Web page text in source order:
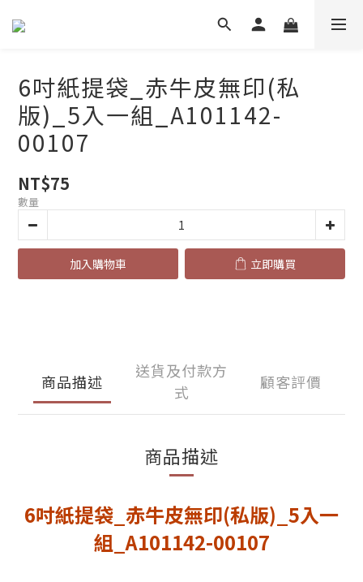
6吋紙提袋_赤牛皮無印(私
版)_5入一組_A101142-
00107
NT$75
數量
加入購物車 立即購買
商品描述
送貨及付款方
式
顧客評價
商品描述
6吋紙提袋_赤牛皮無印(私版)_5入一
組_A101142-00107